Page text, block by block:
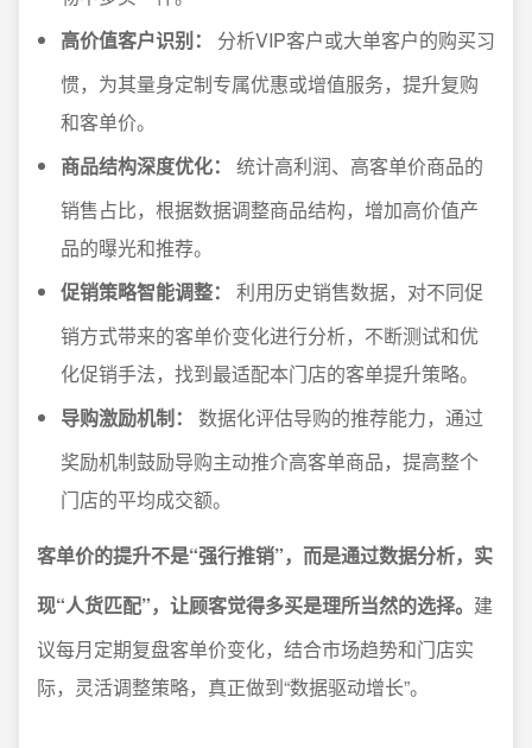
高价值客户识别：
分析VIP客户或大单客户的购买习
惯，为其量身定制专属优惠或增值服务，提升复购
和客单价。
商品结构深度优化：
统计高利润、高客单价商品的
销售占比，根据数据调整商品结构，增加高价值产
品的曝光和推荐。
促销策略智能调整：
利用历史销售数据，对不同促
销方式带来的客单价变化进行分析，不断测试和优
化促销手法，找到最适配本门店的客单提升策略。
导购激励机制：
数据化评估导购的推荐能力，通过
奖励机制鼓励导购主动推介高客单商品，提高整个
门店的平均成交额。
客单价的提升不是“强行推销”，而是通过数据分析，实
现“人货匹配”，让顾客觉得多买是理所当然的选择。 建
议每月定期复盘客单价变化，结合市场趋势和门店实
际，灵活调整策略，真正做到“数据驱动增长”。